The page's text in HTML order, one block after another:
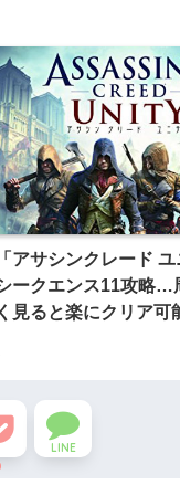
「アサシンクレード
ークエンス11攻略…
く見ると楽にクリア可
LINE